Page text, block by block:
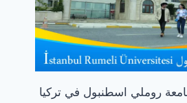
روملي اسطنبول في تركيا